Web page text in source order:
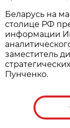
Беларусь на
столице РФ
информации
заместитель
Пунченко.